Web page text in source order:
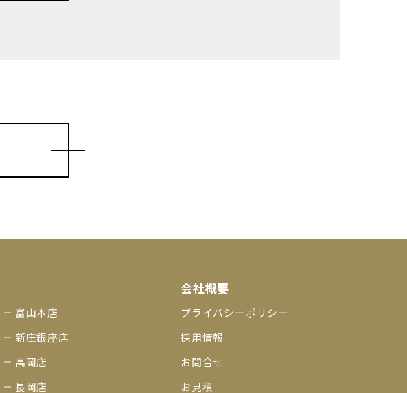
富山本店
新庄銀座店
高岡店
長岡店
会社概要
プライバシーポリシー
採用情報
お問合せ
お見積